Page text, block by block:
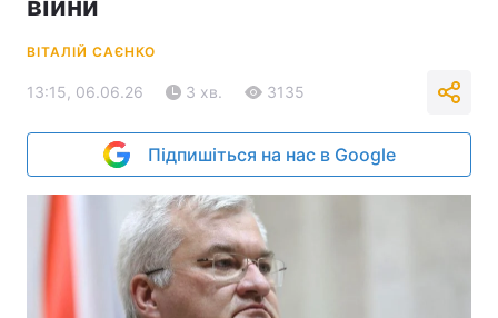
ВІТАЛІЙ САЄНКО
13:15, 06.06.26 3 хв. 3135
Підпишіться на нас в Google